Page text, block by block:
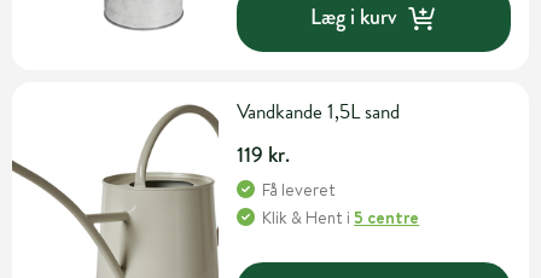
Læg i kurv
Vandkande 1,5L sand
119 kr.
Få leveret
Klik & Hent i5 centre